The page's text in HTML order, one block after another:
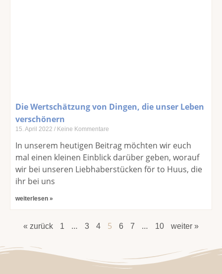
Die Wertschätzung von Dingen, die unser Leben
verschönern
15. April 2022 Keine Kommentare
In unserem heutigen Beitrag möchten wir euch
mal einen kleinen Einblick darüber geben, worauf
wir bei unseren Liebhaberstücken för to Huus, die
ihr bei uns
weiterlesen »
« zurück 1 … 3 4 5 6 7 … 10 weiter »